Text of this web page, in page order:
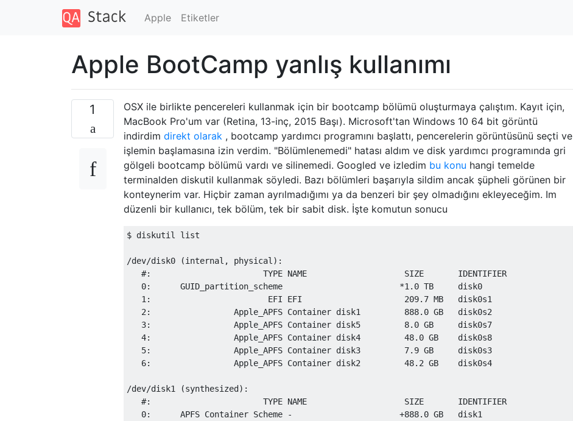
Apple Etiketler
Apple BootCamp yanlış kullanımı
1
OSX ile birlikte pencereleri kullanmak için bir bootcamp bölümü oluşturmaya çalıştım. Kayıt için,
MacBook Pro'um var (Retina, 13-inç, 2015 Başı). Microsoft'tan Windows 10 64 bit görüntü
indirdim direkt olarak , bootcamp yardımcı programını başlattı, pencerelerin görüntüsünü seçti ve
işlemin başlamasına izin verdim. "Bölümlenemedi" hatası aldım ve disk yardımcı programında gri
gölgeli bootcamp bölümü vardı ve silinemedi. Googled ve izledim bu konu hangi temelde
terminalden diskutil kullanmak söyledi. Bazı bölümleri başarıyla sildim ancak şüpheli görünen bir
konteynerim var. Hiçbir zaman ayrılmadığımı ya da benzeri bir şey olmadığını ekleyeceğim. Im
düzenli bir kullanıcı, tek bölüm, tek bir sabit disk. İşte komutun sonucu
$ diskutil list
/dev/disk0 (internal, physical):
   #:                       TYPE NAME                    SIZE       IDENTIFIER
   0:      GUID_partition_scheme                        *1.0 TB     disk0
   1:                        EFI EFI                     209.7 MB   disk0s1
   2:                 Apple_APFS Container disk1         888.0 GB   disk0s2
   3:                 Apple_APFS Container disk5         8.0 GB     disk0s7
   4:                 Apple_APFS Container disk4         48.0 GB    disk0s8
   5:                 Apple_APFS Container disk3         7.9 GB     disk0s3
   6:                 Apple_APFS Container disk2         48.2 GB    disk0s4
/dev/disk1 (synthesized):
   #:                       TYPE NAME                    SIZE       IDENTIFIER
   0:      APFS Container Scheme -                      +888.0 GB   disk1